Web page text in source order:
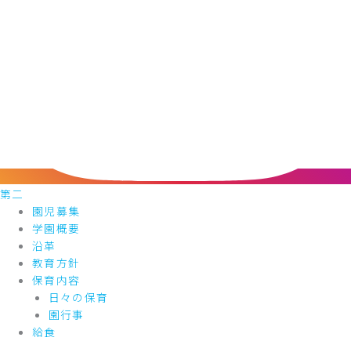
第二
園児募集
学園概要
沿革
教育方針
保育内容
日々の保育
園行事
給食